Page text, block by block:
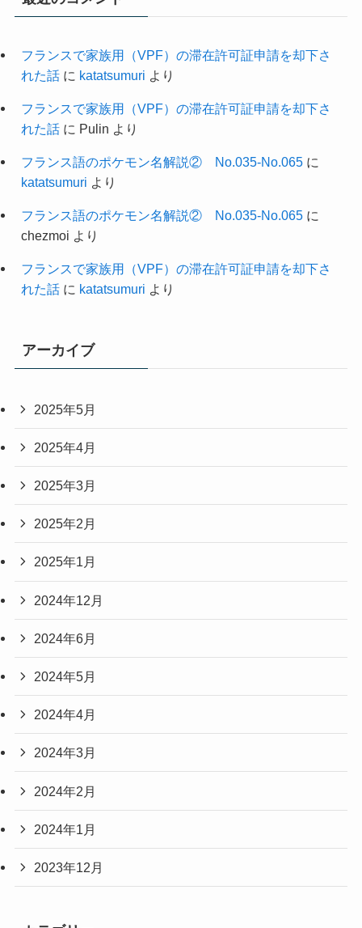
フランスで家族用（VPF）の滞在許可証申請を却下さ
れた話に katatsumuri より
フランスで家族用（VPF）の滞在許可証申請を却下さ
れた話に Pulin より
フランス語のポケモン名解説② No.035-No.065に
katatsumuri より
フランス語のポケモン名解説② No.035-No.065に
chezmoi より
フランスで家族用（VPF）の滞在許可証申請を却下さ
れた話に katatsumuri より
アーカイブ
2025年5月
2025年4月
2025年3月
2025年2月
2025年1月
2024年12月
2024年6月
2024年5月
2024年4月
2024年3月
2024年2月
2024年1月
2023年12月